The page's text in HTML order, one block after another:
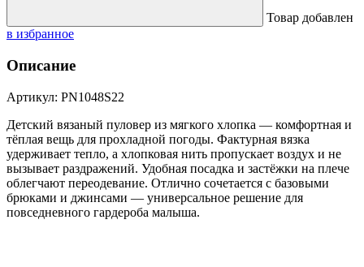
Товар добавлен
в избранное
Описание
Артикул: PN1048S22
Детский вязаный пуловер из мягкого хлопка — комфортная и
тёплая вещь для прохладной погоды. Фактурная вязка
удерживает тепло, а хлопковая нить пропускает воздух и не
вызывает раздражений. Удобная посадка и застёжки на плече
облегчают переодевание. Отлично сочетается с базовыми
брюками и джинсами — универсальное решение для
повседневного гардероба малыша.